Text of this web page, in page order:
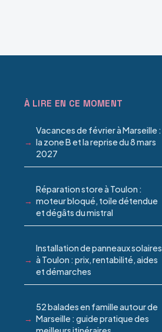
À LIRE EN CE MOMENT
Vacances de février à Marseille :
la zone B et la reprise du 8 mars
2027
Réparation store à Toulon :
moteur bloqué, toile détendue
et dégâts du mistral
Installation de panneaux solaires
à Toulon : prix, rentabilité, aides
et démarches
52 balades en famille autour de
Marseille : guide pratique des